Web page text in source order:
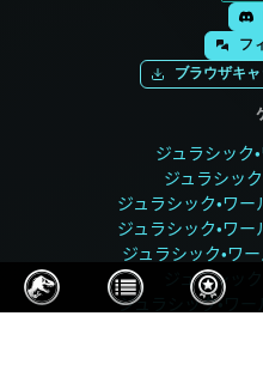
フ
ブラウザキ
ジュラシック
ジュラシック
ジュラシック・ワ
ジュラシック・ワ
ジュラシック・ワ
ジュラシッ
ジュラシック・ワー